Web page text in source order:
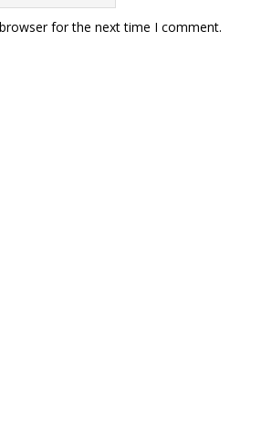
for the next time I comment.